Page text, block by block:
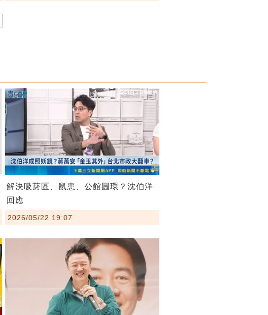
解決吸菸區、鼠患、公館圓環？沈伯洋
回應
2026/05/22 19:07